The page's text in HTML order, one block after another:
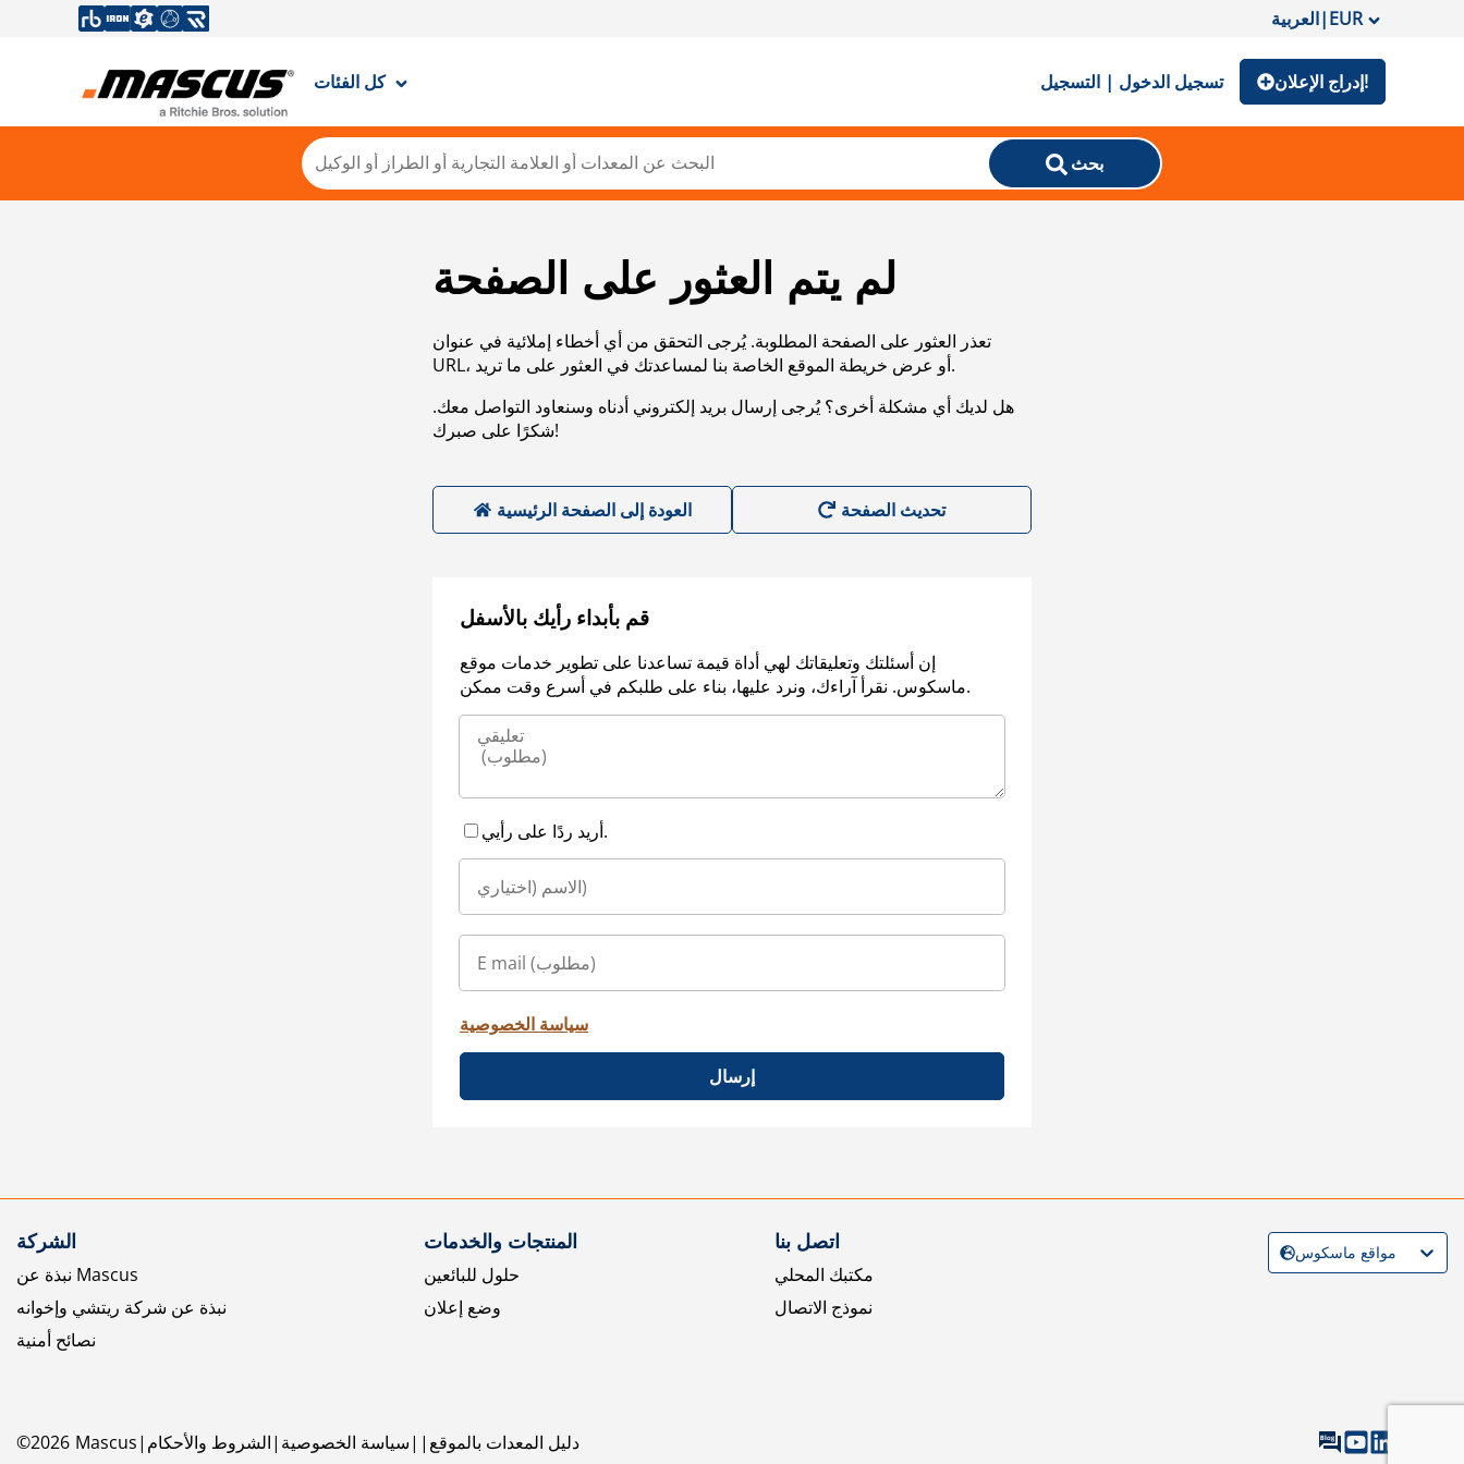
العربية|EUR
كل الفئات تسجيل الدخول | التسجيل إدراج الإعلان!
بحث
لم يتم العثور على الصفحة
تعذر العثور على الصفحة المطلوبة. يُرجى التحقق من أي أخطاء إملائية في عنوان
URL، أو عرض خريطة الموقع الخاصة بنا لمساعدتك في العثور على ما تريد.
هل لديك أي مشكلة أخرى؟ يُرجى إرسال بريد إلكتروني أدناه وسنعاود التواصل معك.
شكرًا على صبرك!
العودة إلى الصفحة الرئيسية
قم بأبداء رأيك بالأسفل
إن أسئلتك وتعليقاتك لهي أداة قيمة تساعدنا على تطوير خدمات موقع
ماسكوس. نقرأ آراءك، ونرد عليها، بناء على طلبكم في أسرع وقت ممكن.
أريد ردًا على رأيي.
سياسة الخصوصية
إرسال
الشركة
نبذة عن Mascus
نبذة عن شركة ريتشي وإخوانه
نصائح أمنية
المنتجات والخدمات
حلول للبائعين
وضع إعلان
اتصل بنا
مكتبك المحلي
نموذج الاتصال
©2026 Mascus الشروط والأحكام سياسة الخصوصية دليل المعدات بالموقع
مواقع ماسكوس